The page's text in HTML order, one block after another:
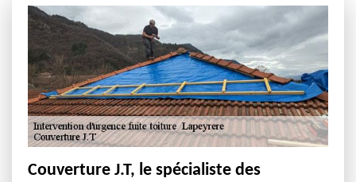
Couverture J.T, le spécialiste des